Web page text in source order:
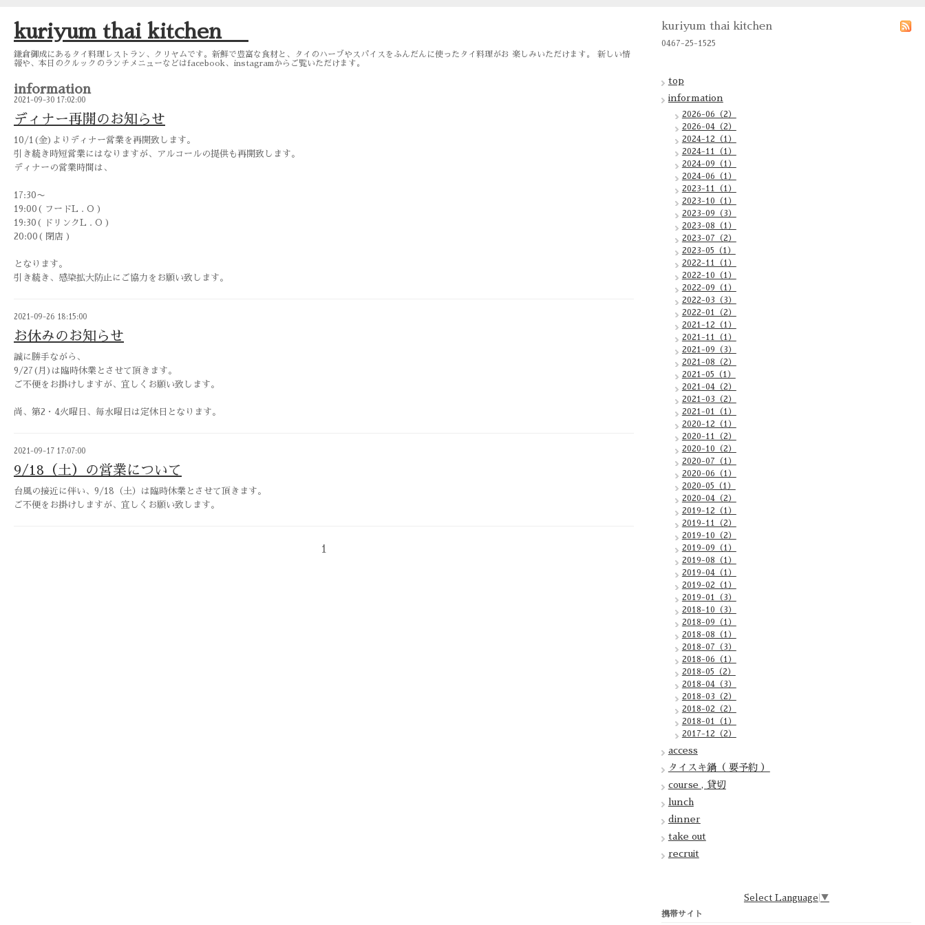
kuriyum thai kitchen
鎌倉御成にあるタイ料理レストラン、クリヤムです。新鮮で豊富な食材と、タイのハーブやスパイスをふんだんに使ったタイ料理がお 楽しみいただけます。 新しい情
報や、本日のクルックのランチメニューなどはfacebook、instagramからご覧いただけます。
information
2021-09-30 17:02:00
ディナー再開のお知らせ
10/1(金)よりディナー営業を再開致します。
引き続き時短営業にはなりますが、アルコールの提供も再開致します。
ディナーの営業時間は、
17:30〜
19:00( フードL . O )
19:30( ドリンクL . O )
20:00( 閉店 )
となります。
引き続き、感染拡大防止にご協力をお願い致します。
2021-09-26 18:15:00
お休みのお知らせ
誠に勝手ながら、
9/27(月)は臨時休業とさせて頂きます。
ご不便をお掛けしますが、宜しくお願い致します。
尚、第2・4火曜日、毎水曜日は定休日となります。
2021-09-17 17:07:00
9/18（土）の営業について
台風の接近に伴い、9/18（土）は臨時休業とさせて頂きます。
ご不便をお掛けしますが、宜しくお願い致します。
1
kuriyum thai kitchen
0467-25-1525
top
information
2026-06（2）
2026-04（2）
2024-12（1）
2024-11（1）
2024-09（1）
2024-06（1）
2023-11（1）
2023-10（1）
2023-09（3）
2023-08（1）
2023-07（2）
2023-05（1）
2022-11（1）
2022-10（1）
2022-09（1）
2022-03（3）
2022-01（2）
2021-12（1）
2021-11（1）
2021-09（3）
2021-08（2）
2021-05（1）
2021-04（2）
2021-03（2）
2021-01（1）
2020-12（1）
2020-11（2）
2020-10（2）
2020-07（1）
2020-06（1）
2020-05（1）
2020-04（2）
2019-12（1）
2019-11（2）
2019-10（2）
2019-09（1）
2019-08（1）
2019-04（1）
2019-02（1）
2019-01（3）
2018-10（3）
2018-09（1）
2018-08（1）
2018-07（3）
2018-06（1）
2018-05（2）
2018-04（3）
2018-03（2）
2018-02（2）
2018-01（1）
2017-12（2）
access
タイスキ鍋（ 要予約 ）
course , 貸切
lunch
dinner
take out
recruit
Select Language ▼
携帯サイト